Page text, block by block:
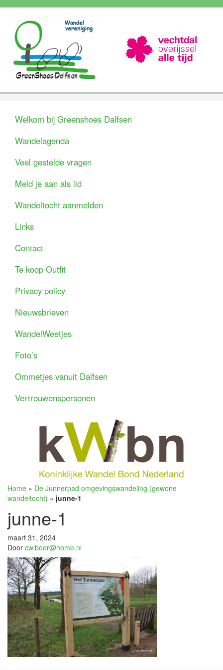
Welkom bij Greenshoes Dalfsen
Wandelagenda
Veel gestelde vragen
Meld je aan als lid
Wandeltocht aanmelden
Links
Contact
Te koop Outfit
Privacy policy
Nieuwsbrieven
WandelWeetjes
Foto’s
Ommetjes vanuit Dalfsen
Vertrouwenspersonen
Home » De Junnerpad omgevingswandeling (gewone
wandeltocht) » junne-1
junne-1
maart 31, 2024
Door cw.boer@home.nl